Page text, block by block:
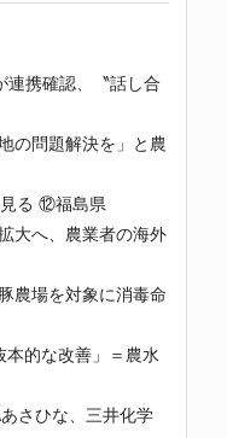
携確認、〝話し合
の問題解決を」と農
る ⑫福島県
大へ、農業者の海外
農場を対象に消毒命
的な改善」＝農水
さひな、三井化学